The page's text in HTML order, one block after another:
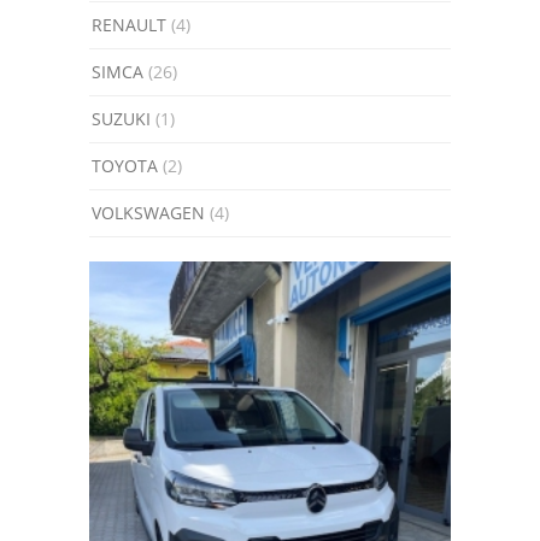
RENAULT (4)
SIMCA (26)
SUZUKI (1)
TOYOTA (2)
VOLKSWAGEN (4)